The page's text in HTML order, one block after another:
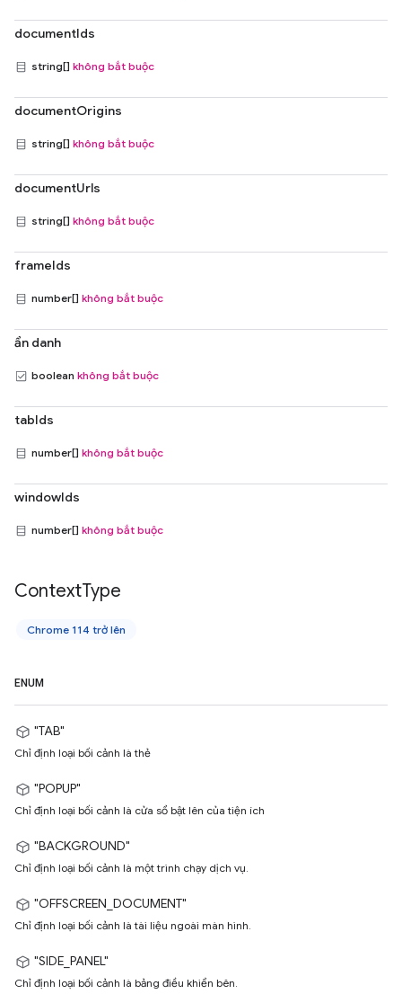
documentIds
string[] không bắt buộc
documentOrigins
string[] không bắt buộc
documentUrls
string[] không bắt buộc
frameIds
number[] không bắt buộc
ẩn danh
boolean không bắt buộc
tabIds
number[] không bắt buộc
windowIds
number[] không bắt buộc
ContextType
Chrome 114 trở lên
ENUM
"TAB"
Chỉ định loại bối cảnh là thẻ
"POPUP"
Chỉ định loại bối cảnh là cửa sổ bật lên của tiện ích
"BACKGROUND"
Chỉ định loại bối cảnh là một trình chạy dịch vụ.
"OFFSCREEN_DOCUMENT"
Chỉ định loại bối cảnh là tài liệu ngoài màn hình.
"SIDE_PANEL"
Chỉ định loại bối cảnh là bảng điều khiển bên.